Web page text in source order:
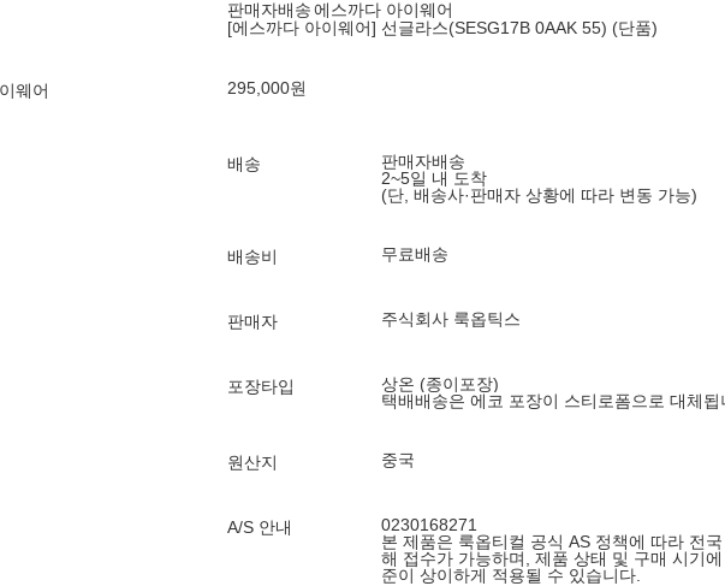
웨어
판매자배송에스까다 아이웨어
[에스까다 아이웨어] 선글라스(SESG17B 0AAK 55) (단품)
295,000원
배송
판매자배송
2~5일 내 도착
(단, 배송사·판매자 상황에 따라 변동 가능)
배송비 무료배송
판매자 주식회사 룩옵틱스
포장타입
상온 (종이포장)
택배배송은 에코 포장이 스티로폼으로 대체됩
원산지 중국
A/S 안내
0230168271
본 제품은 룩옵티컬 공식 AS 정책에 따라 전
해 접수가 가능하며, 제품 상태 및 구매 시기
준이 상이하게 적용될 수 있습니다.